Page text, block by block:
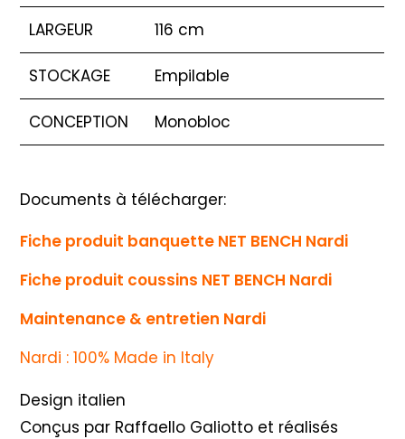
LARGEUR 116 cm
STOCKAGE Empilable
CONCEPTION Monobloc
Documents à télécharger:
Fiche produit banquette NET BENCH Nardi
Fiche produit coussins NET BENCH Nardi
Maintenance & entretien Nardi
Nardi : 100% Made in Italy
Design italien
Conçus par Raffaello Galiotto et réalisés